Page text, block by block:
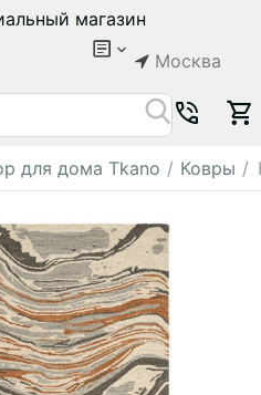
магазин
Москва
для дома Tkano / Ковры /